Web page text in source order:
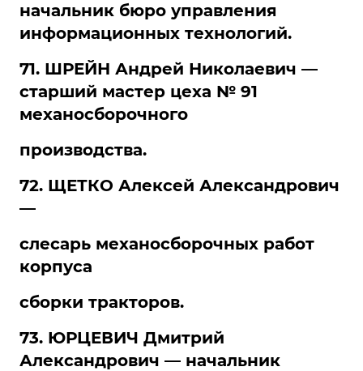
начальник бюро управления
информационных технологий.
71. ШРЕЙН Андрей Николаевич —
старший мастер цеха № 91
механосборочного
производства.
72. ЩЕТКО Алексей Александрович
—
слесарь механосборочных работ
корпуса
сборки тракторов.
73. ЮРЦЕВИЧ Дмитрий
Александрович — начальник